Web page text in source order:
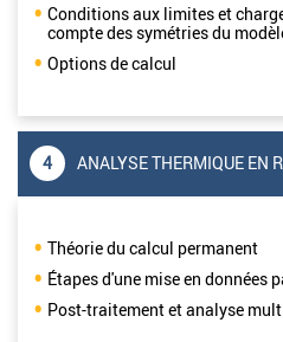
Conditions aux limites et
compte des symétries du
Options de calcul
4 ANALYSE THERMIQUE EN
Théorie du calcul permanent
Étapes d'une mise en données
Post-traitement et analyse